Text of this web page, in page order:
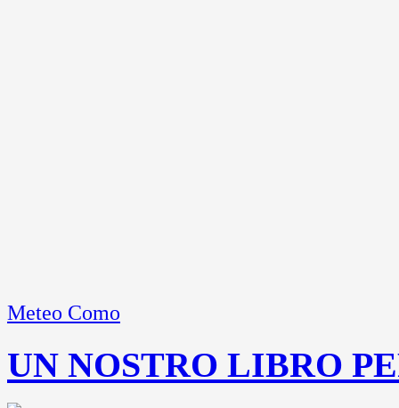
Meteo Como
UN NOSTRO LIBRO